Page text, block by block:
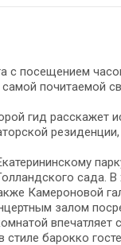
с посещением
почитаемой
гид расскажет
сада.
Камероновой
залом
барокко